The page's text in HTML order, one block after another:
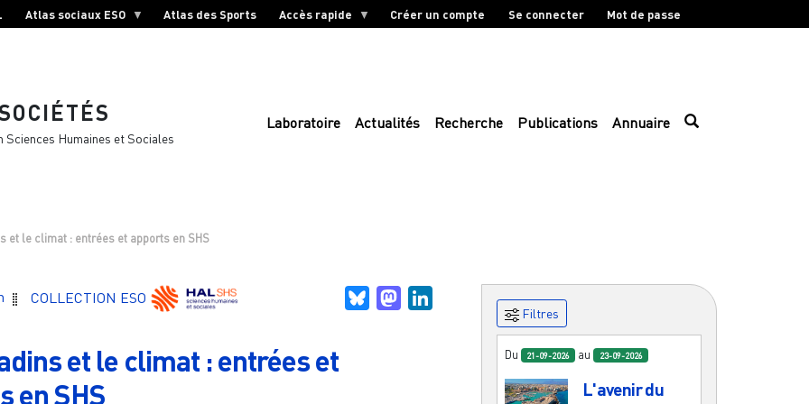
Atlas sociaux ESO Atlas des Sports Accès rapide Créer un compte Se connecter Mot de passe
Humaines et Sociales
Laboratoire Actualités Recherche Publications Annuaire
et le climat : entrées et apports en SHS
COLLECTION ESO BlueskyMastodon
et le climat : entrées et
en SHS
Filtres
Du 21-09-2026 au 23-09-2026
L'avenir du